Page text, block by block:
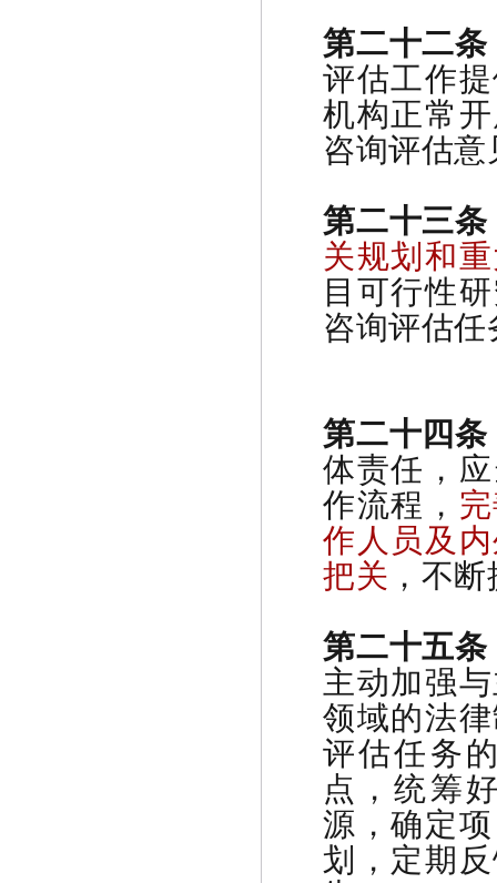
第二十二条
评估工作
机构正常
咨询评估意
第二十三条
关规划和
目可行性
咨询评估任
第二十四条
体责任，
作流程，
作人员及
把关 ，不
第二十五条
主动加强
领域的法
评估任务
点，统筹
源，确定
划，定期